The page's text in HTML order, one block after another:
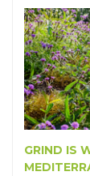
GRIND IS